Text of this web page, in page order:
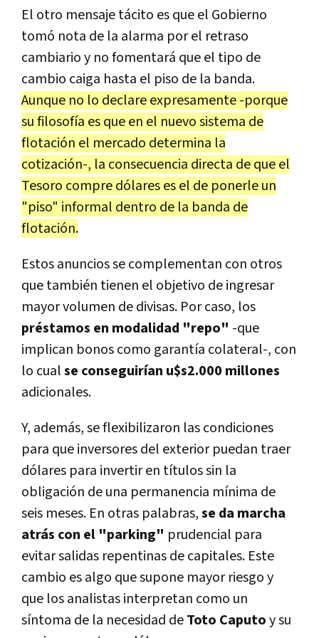
El otro mensaje tácito es que el Gobierno
tomó nota de la alarma por el retraso
cambiario y no fomentará que el tipo de
cambio caiga hasta el piso de la banda.
Aunque no lo declare expresamente -porque
su filosofía es que en el nuevo sistema de
flotación el mercado determina la
cotización-, la consecuencia directa de que el
Tesoro compre dólares es el de ponerle un
"piso" informal dentro de la banda de
flotación.
Estos anuncios se complementan con otros
que también tienen el objetivo de ingresar
mayor volumen de divisas. Por caso, los
préstamos en modalidad "repo" -que
implican bonos como garantía colateral-, con
lo cualse conseguirían u$s2.000 millones
adicionales.
Y, además, se flexibilizaron las condiciones
para que inversores del exterior puedan traer
dólares para invertir en títulos sin la
obligación de una permanencia mínima de
seis meses. En otras palabras,se da marcha
atrás con el "parking" prudencial para
evitar salidas repentinas de capitales. Este
cambio es algo que supone mayor riesgo y
que los analistas interpretan como un
síntoma de la necesidad deToto Caputoy su